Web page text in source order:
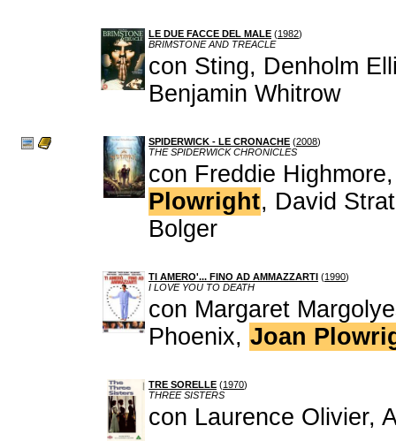
LE DUE FACCE DEL MALE (1982)
BRIMSTONE AND TREACLE
con Sting, Denholm
Benjamin Whitrow
SPIDERWICK - LE CRONACHE (2008)
THE SPIDERWICK CHRONICLES
con Freddie
Plowright, David
Bolger
TI AMERO'... FINO AD AMMAZZARTI (1990)
I LOVE YOU TO DEATH
con Margaret
Phoenix, Joan
TRE SORELLE (1970)
THREE SISTERS
con Laurence Olivier,